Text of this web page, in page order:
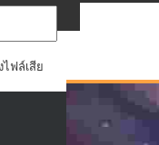
ไฟล์เสีย